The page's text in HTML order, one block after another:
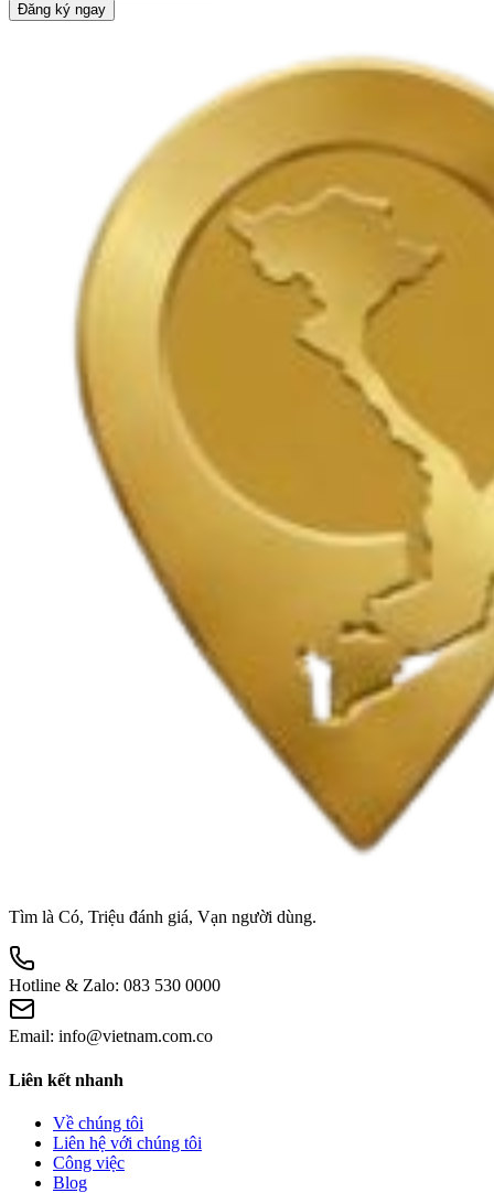
Đăng ký ngay
Tìm là Có, Triệu đánh giá, Vạn người dùng.
Hotline & Zalo: 083 530 0000
Email: info@vietnam.com.co
Liên kết nhanh
Về chúng tôi
Liên hệ với chúng tôi
Công việc
Blog